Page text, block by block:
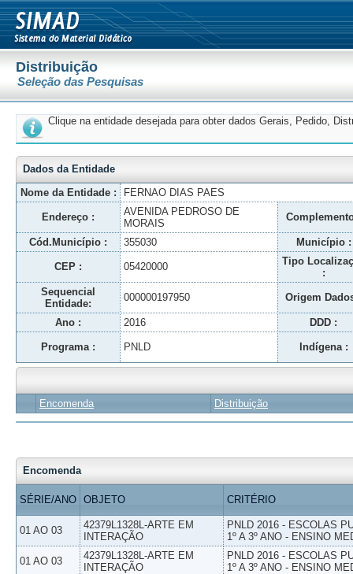
Distribuição
Seleção das Pesquisas
Clique na entidade desejada para obter dados Gerais, Pedido,
Dados da Entidade
Nome da Entidade :
FERNAO DIAS PAES
Endereço :
AVENIDA PEDROSO DE
MORAIS
Cód.Município : 355030 Município :
CEP : 05420000
Tipo
:
Sequencial
Entidade:
000000197950 Origem
Ano : 2016 DDD :
Programa : PNLD Indígena :
Encomenda Distribuição
Encomenda
SÉRIE/ANO OBJETO CRITÉRIO
01 AO 03
42379L1328L-ARTE EM
INTERAÇÃO
PNLD 2016 - ESCOLAS
1º A 3º ANO - ENSINO
01 AO 03
42379L1328L-ARTE EM
INTERAÇÃO
PNLD 2016 - ESCOLAS
1º A 3º ANO - ENSINO